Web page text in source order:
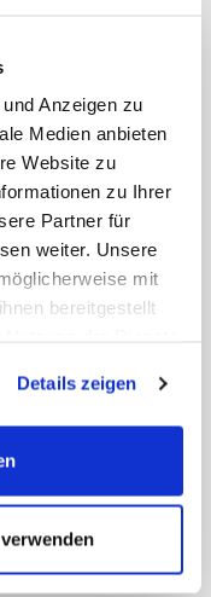
Anzeigen zu
Medien anbieten
Website zu
zu Ihrer
Partner für
weiter. Unsere
mit
bereitgestellt
nutzen.
Details zeigen
per camper
per camper,
per Corsica,
per 1 persona +
campeggio a